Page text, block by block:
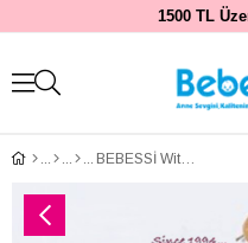
1500 TL
BEBESSİ With Bow Elbise ( Gül )